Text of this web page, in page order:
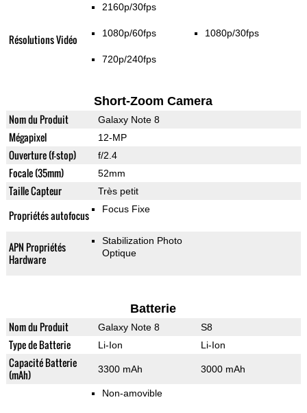
Résolutions Vidéo
2160p/30fps
1080p/60fps
720p/240fps
1080p/30fps
Short-Zoom Camera
Nom du Produit Galaxy Note 8
Mégapixel 12-MP
Ouverture (f-stop) f/2.4
Focale (35mm) 52mm
Taille Capteur Très petit
Propriétés autofocus Focus Fixe
APN Propriétés
Hardware
Stabilization Photo
Optique
Batterie
Nom du Produit Galaxy Note 8 S8
Type de Batterie Li-Ion Li-Ion
Capacité Batterie
(mAh)
3300 mAh 3000 mAh
Non-amovible